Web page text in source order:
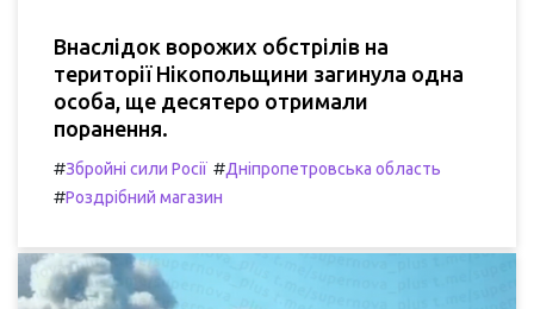
Внаслідок ворожих обстрілів на
території Нікопольщини загинула одна
особа, ще десятеро отримали
поранення.
#Збройні сили Росії #Дніпропетровська область
#Роздрібний магазин